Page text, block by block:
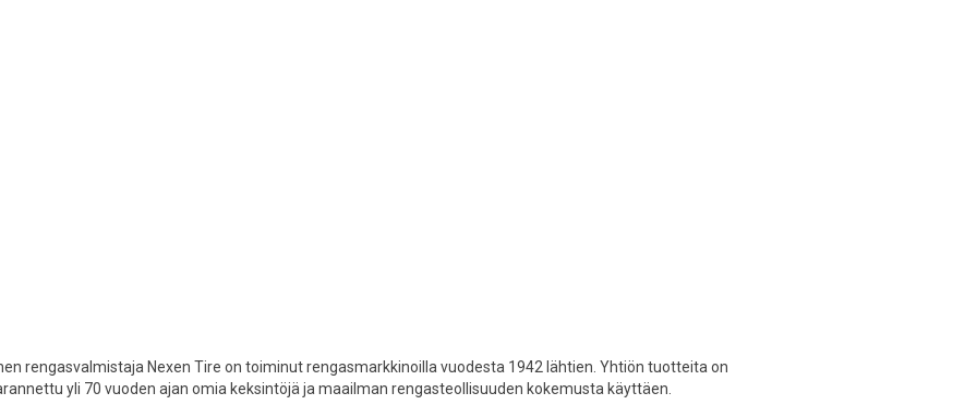
rengasvalmistaja Nexen Tire on toiminut rengasmarkkinoilla vuodesta 1942 lähtien. Yhtiön tuotteita on
yli 70 vuoden ajan omia keksintöjä ja maailman rengasteollisuuden kokemusta käyttäen.